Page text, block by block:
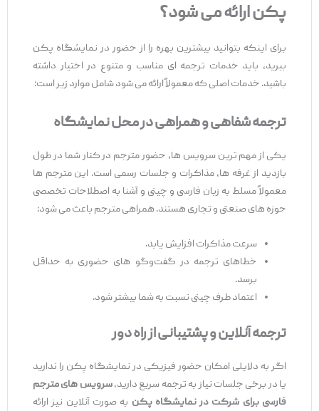
پکن ارائه می‌شود؟
برای اینکه بتوانید بیشترین بهره را از حضور در نمایشگاه پکن
ببرید، باید خدمات ترجمه ‌ای مناسب و متنوع در اختیار داشته
باشید. خدمات اصلی که معمولاً ارائه می ‌شود شامل موارد زیر است:
ترجمه شفاهی و همراهی در محل نمایشگاه
یکی از مهم‌ ترین سرویس ‌ها، حضور مترجم در کنار شما در طول
بازدید از غرفه ‌ها، مذاکرات و جلسات رسمی است. این مترجم ‌ها
معمولاً مسلط به زبان فارسی و چینی و آشنا به اصطلاحات تخصصی
حوزه ‌های صنعتی و تجاری هستند. همراهی مترجم باعث می ‌شود:
سرعت مذاکرات افزایش یابد.
خطاهای ترجمه در گفت‌وگو های حضوری به حداقل
برسد.
اعتماد طرف چینی نسبت به شما بیشتر شود.
ترجمه آنلاین و پشتیبانی از راه دور
اگر به دلایلی امکان حضور فیزیکی در نمایشگاه پکن را ندارید
یا در برخی جلسات نیاز به ترجمه سریع دارید،سرویس ‌های مترجم
فارسی برای شرکت در نمایشگاه پکنبه ‌صورت آنلاین نیز ارائه